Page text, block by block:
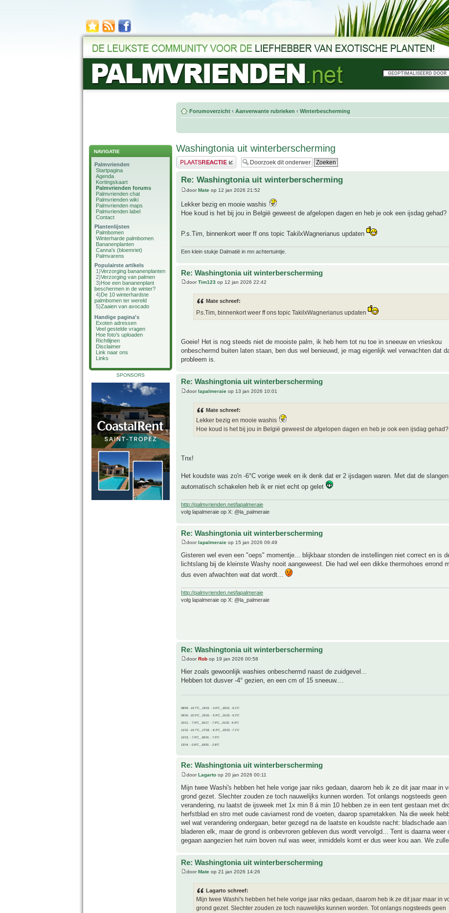
NAVIGATIE
Palmvrienden
Startpagina
Agenda
Kortingskaart
Palmvrienden forums
Palmvrienden chat
Palmvrienden wiki
Palmvrienden maps
Palmvrienden label
Contact
Plantenlijsten
Palmbomen
Winterharde palmbomen
Bananenplanten
Canna's (bloemriet)
Palmvarens
Populairste artikels
1)Verzorging bananenplanten
2)Verzorging van palmen
3)Hoe een bananenplant
beschermen in de winter?
4)De 10 winterhardste
palmbomen ter wereld
5)Zaaien van avocado
Handige pagina's
Exoten adressen
Veel gestelde vragen
Hoe foto's uploaden
Richtlijnen
Disclaimer
Link naar ons
Links
SPONSORS
Forumoverzicht ‹ Aanverwante rubrieken ‹ Winterbescherming
Washingtonia uit winterberscherming
Plaats een reactie
Re: Washingtonia uit winterberscherming
doorMate op 12 jan 2026 21:52
Lekker bezig en mooie washis
Hoe koud is het bij jou in België geweest de afgelopen dagen en heb je ook een ijsdag gehad?
P.s.Tim, binnenkort weer ff ons topic TakilxWagnerianus updaten
Een klein stukje Dalmatië in mn achtertuintje.
Re: Washingtonia uit winterberscherming
doorTim123 op 12 jan 2026 22:42
Mate schreef:
P.s.Tim, binnenkort weer ff ons topic TakilxWagnerianus updaten
Goeie! Het is nog steeds niet de mooiste palm, ik heb hem tot nu toe in sneeuw en vrieskou
onbeschermd buiten laten staan, ben dus wel benieuwd, je mag eigenlijk wel verwachten dat
probleem is.
Re: Washingtonia uit winterberscherming
doorlapalmeraie op 13 jan 2026 10:01
Mate schreef:
Lekker bezig en mooie washis
Hoe koud is het bij jou in België geweest de afgelopen dagen en heb je ook een ijsdag gehad?
Tnx!
Het koudste was zo'n -6°C vorige week en ik denk dat er 2 ijsdagen waren. Met dat de slangen
automatisch schakelen heb ik er niet echt op gelet
http://palmvrienden.net/lapalmeraie
volg lapalmeraie op X: @la_palmeraie
Re: Washingtonia uit winterberscherming
doorlapalmeraie op 15 jan 2026 09:49
Gisteren wel even een "oeps" momentje... blijkbaar stonden de instellingen niet correct en is
lichtslang bij de kleinste Washy nooit aangeweest. Die had wel een dikke thermohoes errond
dus even afwachten wat dat wordt...
http://palmvrienden.net/lapalmeraie
volg lapalmeraie op X: @la_palmeraie
Re: Washingtonia uit winterberscherming
doorRob op 19 jan 2026 00:58
Hier zoals gewoonlijk washies onbeschermd naast de zuidgevel...
Hebben tot dusver -4° gezien, en een cm of 15 sneeuw....
08/09, -14.7°C__14/15, - 3.6°C__20/21, -9.1°C
09/10, -10.0°C__15/16, - 5.9°C__21/22, -5.2°C
10/11, - 7.9°C__16/17, - 7.9°C__21/22, -6.9°C
11/12, -14.7°C__17/18, - 8.3°C__22/23, -7.1°C
12/13, - 7.9°C__18/19, - 7.5°C
13/14, - 0.8°C__19/20, - 2.8°C
Re: Washingtonia uit winterberscherming
doorLagarto op 20 jan 2026 00:11
Mijn twee Washi's hebben het hele vorige jaar niks gedaan, daarom heb ik ze dit jaar maar in
grond gezet. Slechter zouden ze toch nauwelijks kunnen worden. Tot onlangs nogsteeds geen
verandering, nu laatst de ijsweek met 1x min 8 á min 10 hebben ze in een tent gestaan met
herfstblad en stro met oude caviamest rond de voeten, daarop sparretakken. Na die week
wel wat verandering ondergaan, beter gezegd na de laatste en koudste nacht: bladschade aan
bladeren elk, maar de grond is onbevroren gebleven dus wordt vervolgd... Tent is daarna weer
gegaan aangezien het ruim boven nul was weer, inmiddels komt er dus weer kou aan. We
Re: Washingtonia uit winterberscherming
doorMate op 21 jan 2026 14:26
Lagarto schreef:
Mijn twee Washi's hebben het hele vorige jaar niks gedaan, daarom heb ik ze dit jaar maar in
grond gezet. Slechter zouden ze toch nauwelijks kunnen worden. Tot onlangs nogsteeds geen